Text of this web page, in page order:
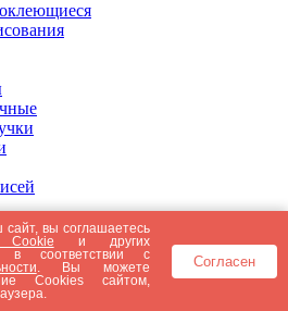
рублей
рублей
рублей
рублей
рублей
вы соглашаетесь
и других
в соответствии с
. Вы можете
Cookies сайтом,
Согласен